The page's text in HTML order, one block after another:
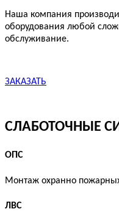
Наша компания
оборудования любой
обслуживание.
ЗАКАЗАТЬ
СЛАБОТОЧНЫЕ
ОПС
Монтаж охранно
ЛВС